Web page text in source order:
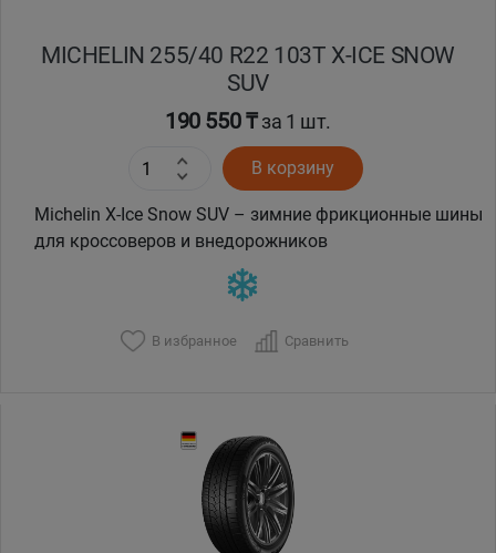
MICHELIN 255/40 R22 103T X-ICE SNOW
SUV
190 550 ₸за 1 шт.
В корзину
Michelin X-Ice Snow SUV – зимние фрикционные шины
для кроссоверов и внедорожников
В избранное Сравнить